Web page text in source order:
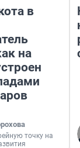
в
на
точку на